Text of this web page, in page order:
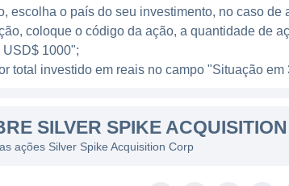
escolha o país do seu investimento, no caso
coloque o código da ação, a quantidade de
1000";
total investido em reais no campo "Situação em
SILVER SPIKE
ações Silver Spike Acquisition Corp